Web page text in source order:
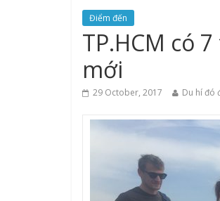
Điểm đến
TP.HCM có
mới
29 October, 2017 Du hí đó